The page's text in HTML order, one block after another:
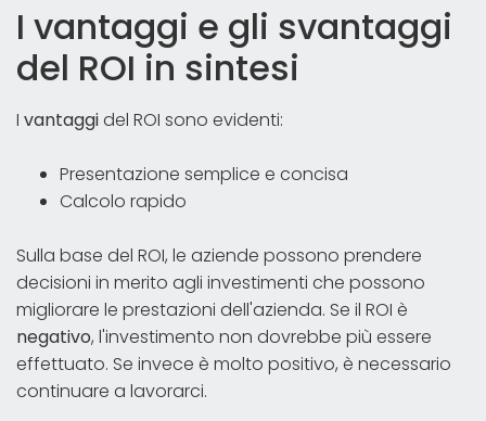
I vantaggi e gli svantaggi
del ROI in sintesi
I vantaggidel ROI sono evidenti:
Presentazione semplice e concisa
Calcolo rapido
Sulla base del ROI, le aziende possono prendere
decisioni in merito agli investimenti che possono
migliorare le prestazioni dell'azienda. Se il ROI è
negativo, l'investimento non dovrebbe più essere
effettuato. Se invece è molto positivo, è necessario
continuare a lavorarci.